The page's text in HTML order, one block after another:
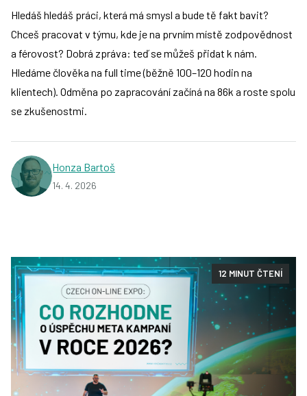
Hledáš hledáš práci, která má smysl a bude tě fakt bavit?
Chceš pracovat v týmu, kde je na prvním místě zodpovědnost
a férovost? Dobrá zpráva: teď se můžeš přidat k nám.
Hledáme člověka na full time (běžně 100–120 hodin na
klientech). Odměna po zapracování začíná na 86k a roste spolu
se zkušenostmi.
Honza Bartoš
14. 4. 2026
12 MINUT ČTENÍ